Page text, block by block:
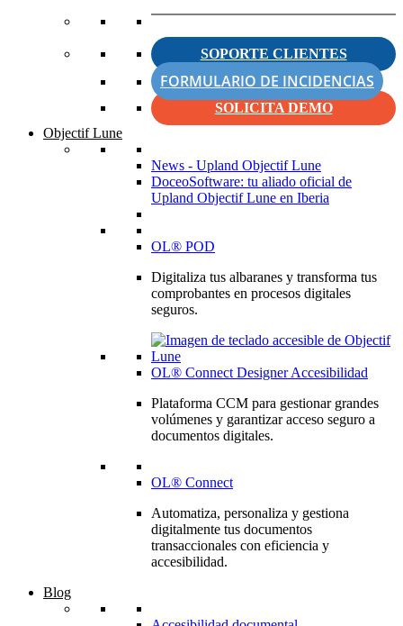
SOPORTE CLIENTES
FORMULARIO DE INCIDENCIAS
SOLICITA DEMO
Objectif Lune
News - Upland Objectif Lune
DoceoSoftware: tu aliado oficial de
Upland Objectif Lune en Iberia
OL® POD
Digitaliza tus albaranes y transforma tus
comprobantes en procesos digitales
seguros.
OL® Connect Designer Accesibilidad
Plataforma CCM para gestionar grandes
volúmenes y garantizar acceso seguro a
documentos digitales.
OL® Connect
Automatiza, personaliza y gestiona
digitalmente tus documentos
transaccionales con eficiencia y
accesibilidad.
Blog